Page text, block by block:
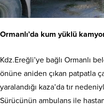
Ormanlı’da kum yüklü
Kdz.Ereğli’ye bağlı Ormanlı
önüne aniden çıkan patpatla
yaralandığı kaza’da tır
Sürücünün ambulans ile